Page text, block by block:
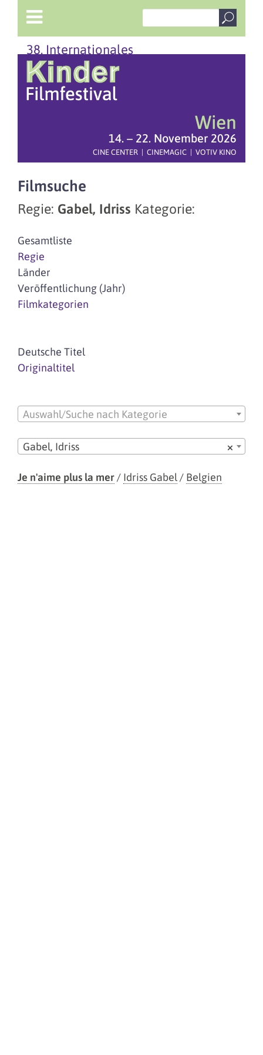
38. Internationales
Wien
14. – 22. November 2026
CINE CENTER | CINEMAGIC | VOTIV KINO
Filmsuche
Regie: Gabel, Idriss Kategorie:
Gesamtliste
Regie
Länder
Veröffentlichung (Jahr)
Filmkategorien
Deutsche Titel
Originaltitel
Auswahl/Suche nach Kategorie
×
Gabel, Idriss
Je n'aime plus la mer/ Idriss Gabel/ Belgien